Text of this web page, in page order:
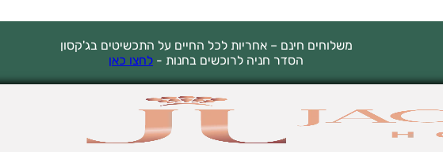
משלוחים חינם – אחריות לכל החיים על התכשיטים בג'קסון
הסדר חניה לרוכשים בחנות - לחצו כאן